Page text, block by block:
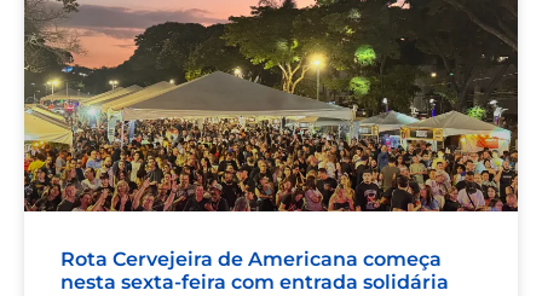
Rota Cervejeira de Americana começa
nesta sexta-feira com entrada solidária